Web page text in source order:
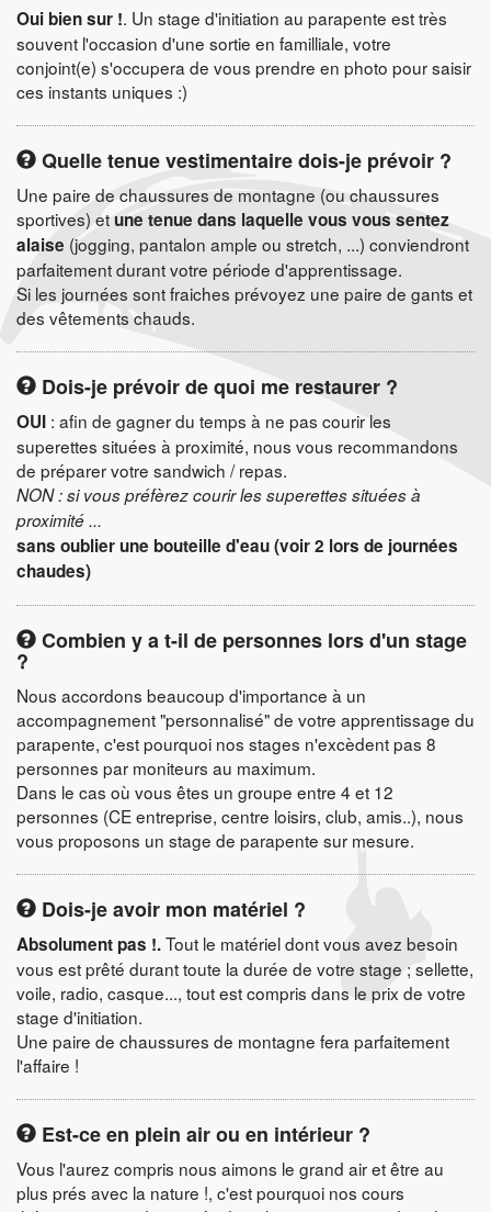
Oui bien sur !. Un stage d'initiation au parapente est très
souvent l'occasion d'une sortie en familliale, votre
conjoint(e) s'occupera de vous prendre en photo pour saisir
ces instants uniques :)
Quelle tenue vestimentaire dois-je prévoir ?
Une paire de chaussures de montagne (ou chaussures
sportives) etune tenue dans laquelle vous vous sentez
alaise (jogging, pantalon ample ou stretch, ...) conviendront
parfaitement durant votre période d'apprentissage.
Si les journées sont fraiches prévoyez une paire de gants et
des vêtements chauds.
Dois-je prévoir de quoi me restaurer ?
OUI : afin de gagner du temps à ne pas courir les
superettes situées à proximité, nous vous recommandons
de préparer votre sandwich / repas.
NON : si vous préfèrez courir les superettes situées à
proximité ...
sans oublier une bouteille d'eau (voir 2 lors de journées
chaudes)
Combien y a t-il de personnes lors d'un stage
?
Nous accordons beaucoup d'importance à un
accompagnement "personnalisé" de votre apprentissage du
parapente, c'est pourquoi nos stages n'excèdent pas 8
personnes par moniteurs au maximum.
Dans le cas où vous êtes un groupe entre 4 et 12
personnes (CE entreprise, centre loisirs, club, amis..), nous
vous proposons un stage de parapente sur mesure.
Dois-je avoir mon matériel ?
Absolument pas !.Tout le matériel dont vous avez besoin
vous est prêté durant toute la durée de votre stage ; sellette,
voile, radio, casque..., tout est compris dans le prix de votre
stage d'initiation.
Une paire de chaussures de montagne fera parfaitement
l'affaire !
Est-ce en plein air ou en intérieur ?
Vous l'aurez compris nous aimons le grand air et être au
plus prés avec la nature !, c'est pourquoi nos cours